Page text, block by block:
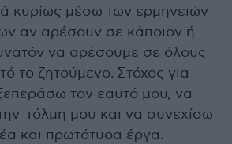
κυρίως μέσω των ερμηνειών
αν αρέσουν σε κάποιον ή
να αρέσουμε σε όλους
το ζητούμενο. Στόχος για
τον εαυτό μου, να
τόλμη μου και να συνεχίσω
και πρωτότυοα έργα.